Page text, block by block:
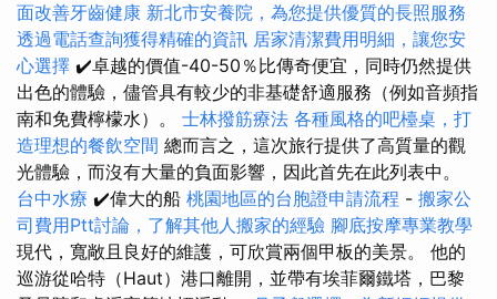
面改善牙齒健康 新北市安養院，為您提供優質的長照服務
透過電話查詢獲得精確的資訊 居家清潔費用明細，讓您安
心選擇 ✔️卓越的價值-40-50％比傳奇便宜，同時仍然提供
出色的體驗，儘管具有較少的非基礎舒適服務（例如音頻指
南和免費檸檬水）。 士林撥筋療法 各種風格的吧檯桌，打
造理想的餐飲空間 總而言之，這次旅行提供了高質量的觀
光體驗，而沒有大量的負面影響，因此首先在此列表中。
台中水療 ✔️偉大的船 桃園地區的台胞證申請流程 - 搬家公
司費用Ptt討論，了解其他人搬家的經驗 腳底按摩專業教學
現代，寬敞且良好的維護，可欣賞兩個甲板的美景。 他的
巡游從哈特（Haut）港口離開，並帶有埃菲爾鐵塔，巴黎